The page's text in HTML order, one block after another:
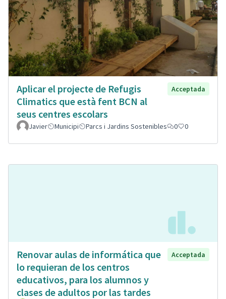
Aplicar el projecte de Refugis
Climatics que està fent BCN al
seus centres escolars
Acceptada
Javier Municipi Parcs i Jardins Sostenibles 0 0
Renovar aulas de informática que
lo requieran de los centros
educativos, para los alumnos y
clases de adultos por las tardes
Acceptada